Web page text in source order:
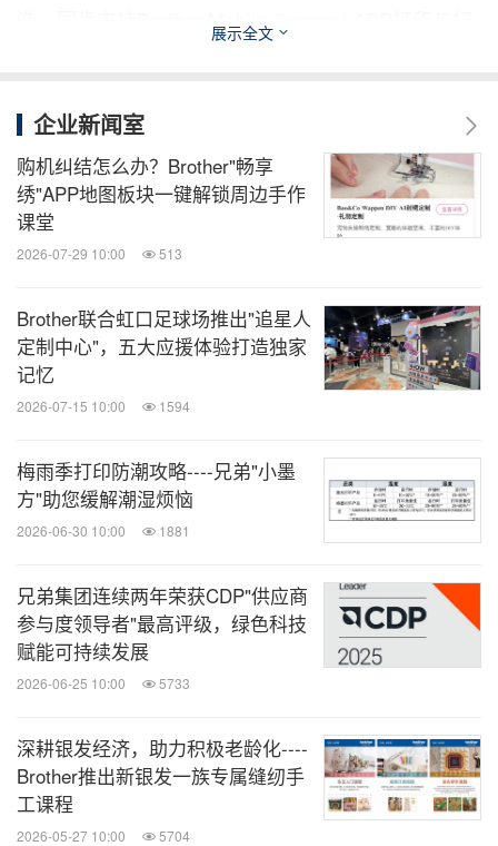
。同步支持Brother Mobile Connect APP打印与扫
通过微信小程序"兄弟畅享印"还可实现远程打印，灵
光乍现也能迅速跃然纸上；同时小程序内置免费海量
学习资源，节省搜罗教学资料的时间，更好地丰富幼
教课堂内容。
Brother将继续精研产品，丰富功能，为多样的业务
领域，提供始终如一的高品质产品与服务。
*1墨水印量基于ISO/IEC 24711 标准
*2 打印速度测试基于ISO/IEC 24734测试得出
兄弟(中国)商业有限公司简介
兄弟(中国)商业有限公司成立于2005年，是Brother集
域包括以打印机、多功能一体机、标签打印机、扫描
仪、传真机等产品为代表的打印及解决方案事业；以
家用缝纫机、商用绣花机为中心的家用机器事业。兄
展示全文
企业新闻室
购机纠结怎么办？Brother"畅享
绣"APP地图板块一键解锁周边手作
课堂
2026-07-29 10:00 513
Brother联合虹口足球场推出"追星人
定制中心"，五大应援体验打造独家
记忆
2026-07-15 10:00 1594
梅雨季打印防潮攻略----兄弟"小墨
方"助您缓解潮湿烦恼
2026-06-30 10:00 1881
兄弟集团连续两年荣获CDP"供应商
参与度领导者"最高评级，绿色科技
赋能可持续发展
2026-06-25 10:00 5733
深耕银发经济，助力积极老龄化----
Brother推出新银发一族专属缝纫手
工课程
2026-05-27 10:00 5704